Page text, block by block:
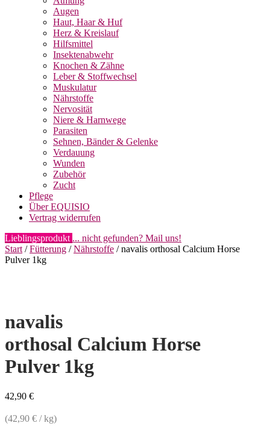
Augen
Haut, Haar & Huf
Herz & Kreislauf
Hilfsmittel
Insektenabwehr
Knochen & Zähne
Leber & Stoffwechsel
Muskulatur
Nährstoffe
Nervosität
Niere & Harnwege
Parasiten
Sehnen, Bänder & Gelenke
Verdauung
Wunden
Zubehör
Zucht
Pflege
Über EQUISIO
Vertrag widerrufen
Lieblingsprodukt ... nicht gefunden? Mail uns!
Start /Fütterung /Nährstoffe / navalis orthosal Calcium Horse
Pulver 1kg
navalis
orthosal Calcium Horse
Pulver 1kg
42,90 €
(42,90 € /kg)